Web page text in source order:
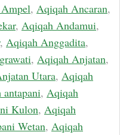
, Aqiqah Ancaran,
, Aqiqah Andamui,
, Aqiqah Anggadita,
, Aqiqah Anjatan,
Utara, Aqiqah
antapani, Aqiqah
Kulon, Aqiqah
Wetan, Aqiqah